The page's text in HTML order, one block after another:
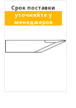
Cрок поставки
уточняйте у
менеджеров